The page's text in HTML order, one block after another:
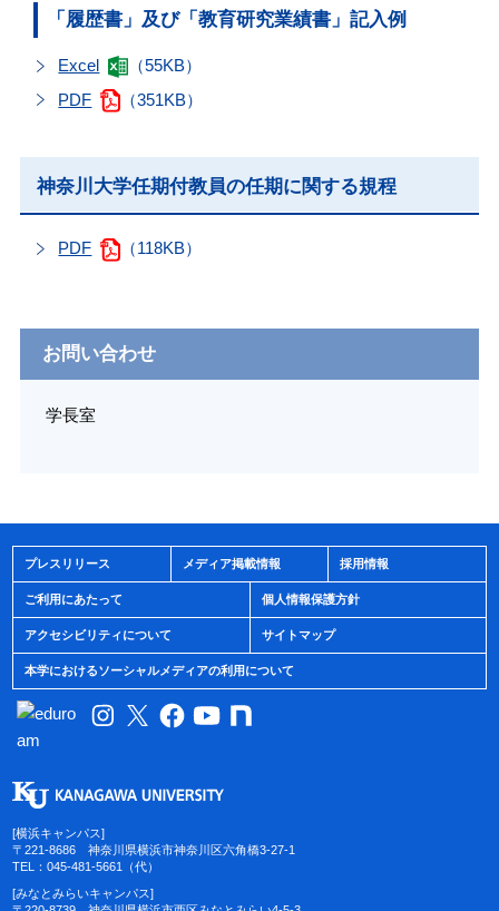
「履歴書」及び「教育研究業績書」記入例
Excel
（55KB）
PDF
（351KB）
神奈川大学任期付教員の任期に関する規程
PDF （118KB）
お問い合わせ
学長室
プレスリリース メディア掲載情報 採用情報
ご利用にあたって 個人情報保護方針
アクセシビリティについて サイトマップ
本学におけるソーシャルメディアの利用について
[横浜キャンパス]
〒221-8686 神奈川県横浜市神奈川区六角橋3-27-1
TEL：045-481-5661（代）
[みなとみらいキャンパス]